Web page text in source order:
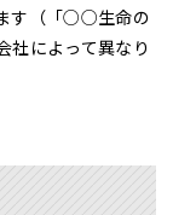
す（「○○生命の
社によって異なり